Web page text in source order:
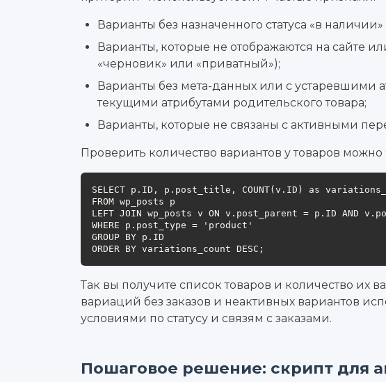
Варианты без назначенного статуса «в наличии»
Варианты, которые не отображаются на сайте
«черновик» или «приватный»);
Варианты без мета-данных или с устаревшими
текущими атрибутами родительского товара;
Варианты, которые не связаны с активными
Проверить количество вариантов у товаров можно
SELECT p.ID, p.post_title, COUNT(v.ID) as
FROM wp_posts p
LEFT JOIN wp_posts v ON v.post_parent = p.ID AND
WHERE p.post_type = 'product'
GROUP BY p.ID
ORDER BY variations_count DESC;
Так вы получите список товаров и количество их
вариаций без заказов и неактивных вариантов
условиями по статусу и связям с заказами.
Пошаговое решение: скрипт для